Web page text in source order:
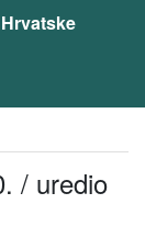
/ uredio